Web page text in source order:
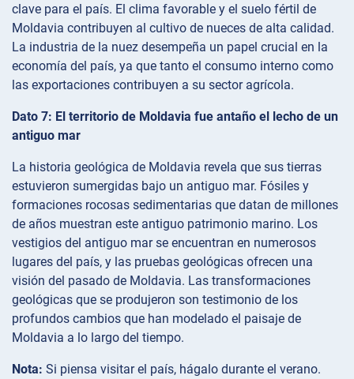
clave para el país. El clima favorable y el suelo fértil de
Moldavia contribuyen al cultivo de nueces de alta calidad.
La industria de la nuez desempeña un papel crucial en la
economía del país, ya que tanto el consumo interno como
las exportaciones contribuyen a su sector agrícola.
Dato 7: El territorio de Moldavia fue antaño el lecho de un
antiguo mar
La historia geológica de Moldavia revela que sus tierras
estuvieron sumergidas bajo un antiguo mar. Fósiles y
formaciones rocosas sedimentarias que datan de millones
de años muestran este antiguo patrimonio marino. Los
vestigios del antiguo mar se encuentran en numerosos
lugares del país, y las pruebas geológicas ofrecen una
visión del pasado de Moldavia. Las transformaciones
geológicas que se produjeron son testimonio de los
profundos cambios que han modelado el paisaje de
Moldavia a lo largo del tiempo.
Nota: Si piensa visitar el país, hágalo durante el verano.